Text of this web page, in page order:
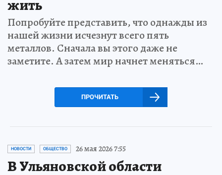
жить
Попробуйте представить, что однажды из
нашей жизни исчезнут всего пять
металлов. Сначала вы этого даже не
заметите. А затем мир начнет меняться…
ПРОЧИТАТЬ
НОВОСТИ ОБЩЕСТВО 26 мая 2026 7:55
В Ульяновской области